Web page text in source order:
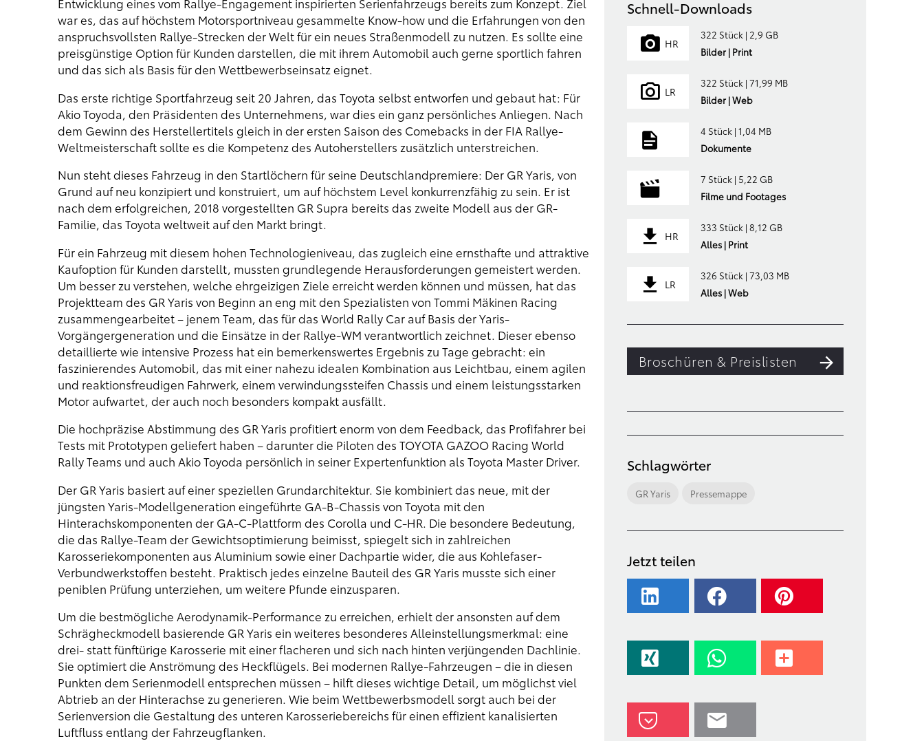
Entwicklung eines vom Rallye-Engagement inspirierten Serienfahrzeugs bereits zum Konzept. Ziel
war es, das auf höchstem Motorsportniveau gesammelte Know-how und die Erfahrungen von den
anspruchsvollsten Rallye-Strecken der Welt für ein neues Straßenmodell zu nutzen. Es sollte eine
preisgünstige Option für Kunden darstellen, die mit ihrem Automobil auch gerne sportlich fahren
und das sich als Basis für den Wettbewerbseinsatz eignet.
Das erste richtige Sportfahrzeug seit 20 Jahren, das Toyota selbst entworfen und gebaut hat: Für
Akio Toyoda, den Präsidenten des Unternehmens, war dies ein ganz persönliches Anliegen. Nach
dem Gewinn des Herstellertitels gleich in der ersten Saison des Comebacks in der FIA Rallye-
Weltmeisterschaft sollte es die Kompetenz des Autoherstellers zusätzlich unterstreichen.
Nun steht dieses Fahrzeug in den Startlöchern für seine Deutschlandpremiere: Der GR Yaris, von
Grund auf neu konzipiert und konstruiert, um auf höchstem Level konkurrenzfähig zu sein. Er ist
nach dem erfolgreichen, 2018 vorgestellten GR Supra bereits das zweite Modell aus der GR-
Familie, das Toyota weltweit auf den Markt bringt.
Für ein Fahrzeug mit diesem hohen Technologieniveau, das zugleich eine ernsthafte und attraktive
Kaufoption für Kunden darstellt, mussten grundlegende Herausforderungen gemeistert werden.
Um besser zu verstehen, welche ehrgeizigen Ziele erreicht werden können und müssen, hat das
Projektteam des GR Yaris von Beginn an eng mit den Spezialisten von Tommi Mäkinen Racing
zusammengearbeitet – jenem Team, das für das World Rally Car auf Basis der Yaris-
Vorgängergeneration und die Einsätze in der Rallye-WM verantwortlich zeichnet. Dieser ebenso
detaillierte wie intensive Prozess hat ein bemerkenswertes Ergebnis zu Tage gebracht: ein
faszinierendes Automobil, das mit einer nahezu idealen Kombination aus Leichtbau, einem agilen
und reaktionsfreudigen Fahrwerk, einem verwindungssteifen Chassis und einem leistungsstarken
Motor aufwartet, der auch noch besonders kompakt ausfällt.
Die hochpräzise Abstimmung des GR Yaris profitiert enorm von dem Feedback, das Profifahrer bei
Tests mit Prototypen geliefert haben – darunter die Piloten des TOYOTA GAZOO Racing World
Rally Teams und auch Akio Toyoda persönlich in seiner Expertenfunktion als Toyota Master Driver.
Der GR Yaris basiert auf einer speziellen Grundarchitektur. Sie kombiniert das neue, mit der
jüngsten Yaris-Modellgeneration eingeführte GA-B-Chassis von Toyota mit den
Hinterachskomponenten der GA-C-Plattform des Corolla und C-HR. Die besondere Bedeutung,
die das Rallye-Team der Gewichtsoptimierung beimisst, spiegelt sich in zahlreichen
Karosseriekomponenten aus Aluminium sowie einer Dachpartie wider, die aus Kohlefaser-
Verbundwerkstoffen besteht. Praktisch jedes einzelne Bauteil des GR Yaris musste sich einer
peniblen Prüfung unterziehen, um weitere Pfunde einzusparen.
Um die bestmögliche Aerodynamik-Performance zu erreichen, erhielt der ansonsten auf dem
Schrägheckmodell basierende GR Yaris ein weiteres besonderes Alleinstellungsmerkmal: eine
drei- statt fünftürige Karosserie mit einer flacheren und sich nach hinten verjüngenden Dachlinie.
Sie optimiert die Anströmung des Heckflügels. Bei modernen Rallye-Fahrzeugen – die in diesen
Punkten dem Serienmodell entsprechen müssen – hilft dieses wichtige Detail, um möglichst viel
Abtrieb an der Hinterachse zu generieren. Wie beim Wettbewerbsmodell sorgt auch bei der
Serienversion die Gestaltung des unteren Karosseriebereichs für einen effizient kanalisierten
Luftfluss entlang der Fahrzeugflanken.
Schnell-Downloads
HR
322 Stück | 2,9 GB
Bilder | Print
LR
322 Stück | 71,99 MB
Bilder | Web
4 Stück | 1,04 MB
Dokumente
7 Stück | 5,22 GB
Filme und Footages
HR
333 Stück | 8,12 GB
Alles | Print
LR
326 Stück | 73,03 MB
Alles | Web
Broschüren & Preislisten
Schlagwörter
GR Yaris Pressemappe
Jetzt teilen